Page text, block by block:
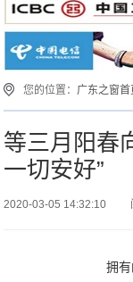
您的位置： 广东之窗首
等三月阳春
一切安好”
2020-03-05 14:32:10
拥